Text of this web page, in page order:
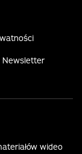
Newsletter
wideo